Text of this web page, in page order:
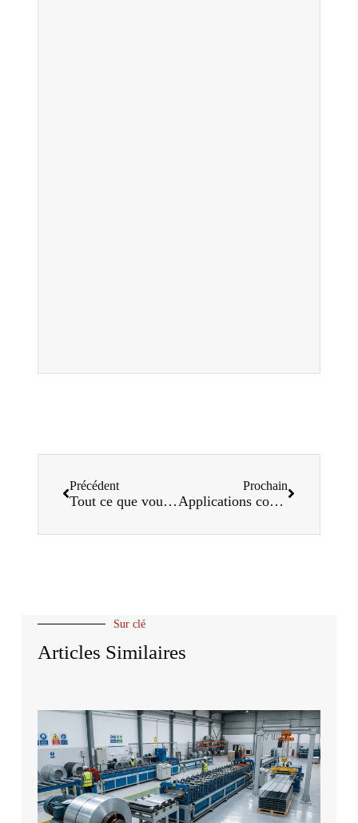
Précédent
Tout ce que vous devez savoir sur les machines de formage de rouleaux de porte d'obturation
Prochain
Applications courantes du profilage de pannes dans la construction industrielle
Sur clé
Articles Similaires